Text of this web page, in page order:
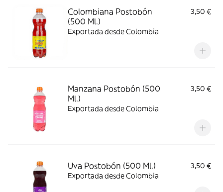
Colombiana Postobón
(500 Ml.)
3,50 €
Exportada desde Colombia
Manzana Postobón (500
Ml.)
3,50 €
Exportada desde Colombia
Uva Postobón (500 Ml.)
3,50 €
Exportada desde Colombia